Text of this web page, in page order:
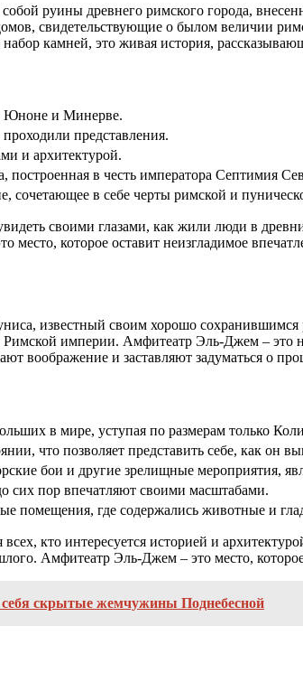
собой руины древнего римского города,
свидетельствующие о былом величии
камней, это живая история,
Юноне и Минерве.
представления.
и архитектурой.
построенная в честь императора Септимия
в себе черты римской и
своими глазами, как жили люди в
которое оставит неизгладимое
известный своим хорошо
империи. Амфитеатр Эль-Джем – это
воображение и заставляют задуматься о
в мире, уступая по размерам только
что позволяет представить себе, как он
бои и другие зрелищные мероприятия,
сих пор впечатляют своими масштабами.
помещения, где содержались животные и
кто интересуется историей и
Амфитеатр Эль-Джем – это место,
скрытые жемчужины Поднебесной